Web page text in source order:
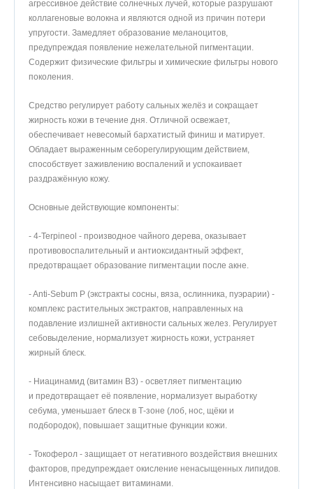
агрессивное действие солнечных лучей, которые разрушают
коллагеновые волокна и являются одной из причин потери
упругости. Замедляет образование меланоцитов,
предупреждая появление нежелательной пигментации.
Содержит физические фильтры и химические фильтры нового
поколения.
Средство регулирует работу сальных желёз и сокращает
жирность кожи в течение дня. Отличной освежает,
обеспечивает невесомый бархатистый финиш и матирует.
Обладает выраженным себорегулирующим действием,
способствует заживлению воспалений и успокаивает
раздражённую кожу.
Основные действующие компоненты:
- 4-Terpineol - производное чайного дерева, оказывает
противовоспалительный и антиоксидантный эффект,
предотвращает образование пигментации после акне.
- Anti-Sebum P (экстракты сосны, вяза, ослинника, пуэрарии) -
комплекс растительных экстрактов, направленных на
подавление излишней активности сальных желез. Регулирует
себовыделение, нормализует жирность кожи, устраняет
жирный блеск.
- Ниацинамид (витамин B3) - осветляет пигментацию
и предотвращает её появление, нормализует выработку
себума, уменьшает блеск в Т-зоне (лоб, нос, щёки и
подбородок), повышает защитные функции кожи.
- Токоферол - защищает от негативного воздействия внешних
факторов, предупреждает окисление ненасыщенных липидов.
Интенсивно насыщает витаминами.